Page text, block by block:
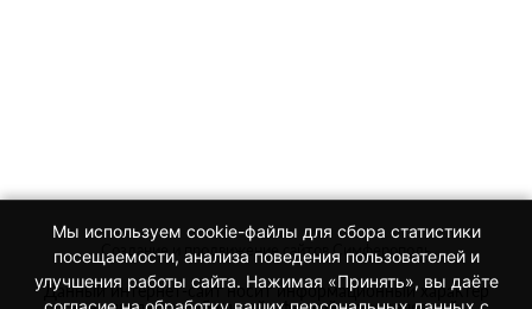
Создание и продвижение сайтов Симферополь
Данный интернет-сайт носит информационный характер
Мы используем cookie-файлы для сбора статистики
посещаемости, анализа поведения пользователей и
улучшения работы сайта. Нажимая «Принять», вы даёте